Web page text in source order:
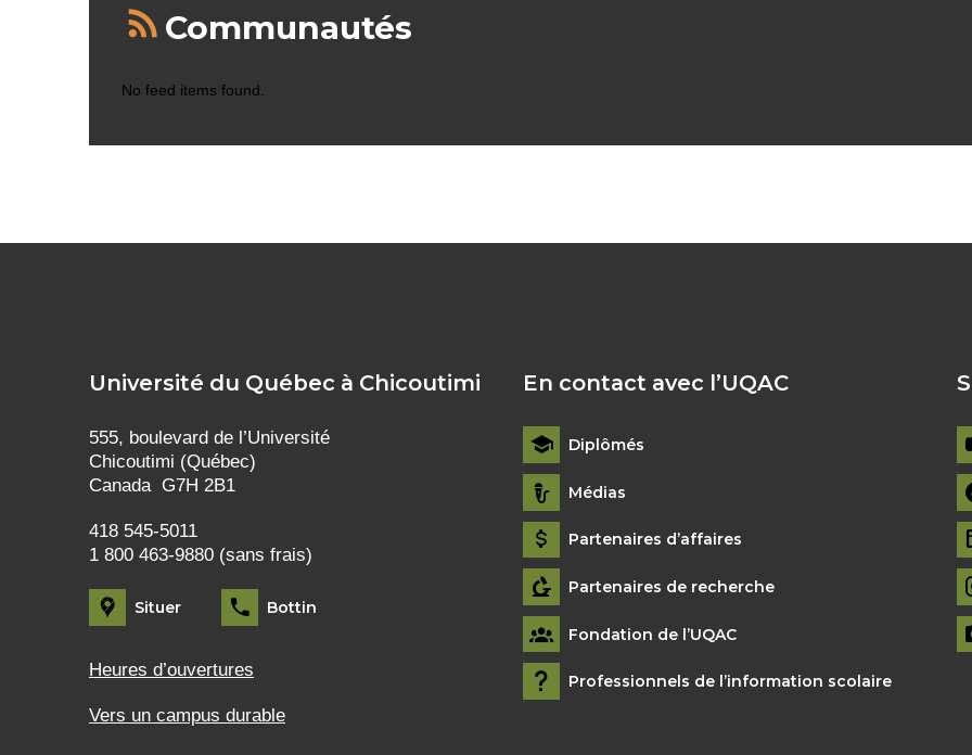
Communautés
No feed items found.
Université du Québec à Chicoutimi
555, boulevard de l’Université
Chicoutimi (Québec)
Canada G7H 2B1
418 545-5011
1 800 463-9880 (sans frais)
Situer Bottin
Heures d’ouvertures
Vers un campus durable
En contact avec l’UQAC
Diplômés
Médias
Partenaires d’affaires
Partenaires de recherche
Fondation de l’UQAC
Professionnels de l’information scolaire